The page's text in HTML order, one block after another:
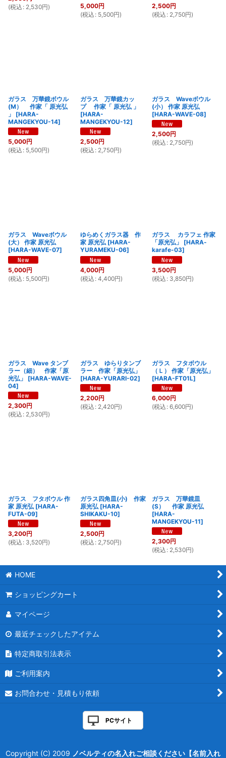
(税込 : 2,530円) 5,000円
(税込 : 5,500円)
2,500円
(税込 : 2,750円)
ガラス 万華鏡ボウル
(M） 作家「 原光弘
」
[HARA-
MANGEKYOU-14]
5,000円
(税込 : 5,500円)
ガラス 万華鏡カッ
プ 作家「 原光弘 」
[HARA-
MANGEKYOU-12]
2,500円
(税込 : 2,750円)
ガラス Waveボウル
(小） 作家 原光弘
[HARA-WAVE-08]
2,500円
(税込 : 2,750円)
ガラス Waveボウル
(大） 作家 原光弘
[HARA-WAVE-07]
5,000円
(税込 : 5,500円)
ゆらめくガラス器 作
家 原光弘 [HARA-
YURAMEKU-06]
4,000円
(税込 : 4,400円)
ガラス カラフェ 作家
「原光弘」
[HARA-
karafe-03]
3,500円
(税込 : 3,850円)
ガラス Wave タンブ
ラー（細） 作家「原
光弘」
[HARA-WAVE-
04]
2,300円
(税込 : 2,530円)
ガラス ゆらりタンブ
ラー 作家「原光弘」
[HARA-YURARI-02]
2,200円
(税込 : 2,420円)
ガラス フタボウル
（Ｌ） 作家「原光弘」
[HARA-FT01L]
6,000円
(税込 : 6,600円)
ガラス フタボウル 作
家 原光弘 [HARA-
FUTA-09]
3,200円
(税込 : 3,520円)
ガラス四角皿(小) 作家
原光弘 [HARA-
SHIKAKU-10]
2,500円
(税込 : 2,750円)
ガラス 万華鏡皿
(S） 作家 原光弘
[HARA-
MANGEKYOU-11]
2,300円
(税込 : 2,530円)
HOME
ショッピングカート
マイページ
最近チェックしたアイテム
特定商取引法表示
ご利用案内
お問合わせ・見積もり依頼
PCサイト
Copyright (C) 2009 ノベルティの名入れご相談ください【名前入れ